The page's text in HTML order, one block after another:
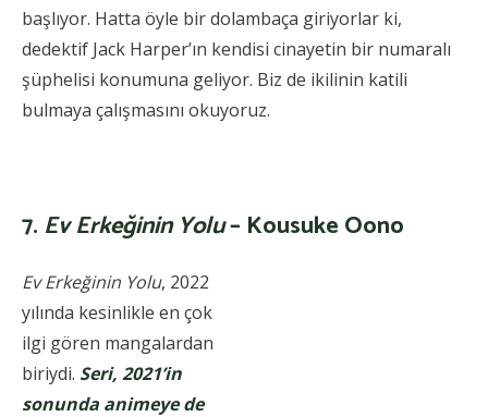
başlıyor. Hatta öyle bir dolambaça giriyorlar ki,
dedektif Jack Harper’ın kendisi cinayetin bir numaralı
şüphelisi konumuna geliyor. Biz de ikilinin katili
bulmaya çalışmasını okuyoruz.
7. Ev Erkeğinin Yolu– Kousuke Oono
Ev Erkeğinin Yolu, 2022
yılında kesinlikle en çok
ilgi gören mangalardan
biriydi. Seri, 2021’in
sonunda animeye de